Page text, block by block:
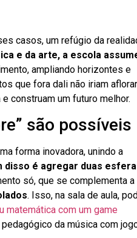
casos, um refúgio da
e da arte, a escola
ampliando horizontes e
que fora dali não iriam
construam um futuro melhor.
são possíveis
forma inovadora, unindo a
disso é agregar duas
só, que se complementa a
. Isso, na sala de aula,
matemática com um game
da música com